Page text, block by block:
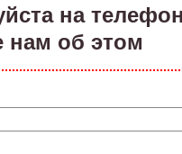
на
нам об этом